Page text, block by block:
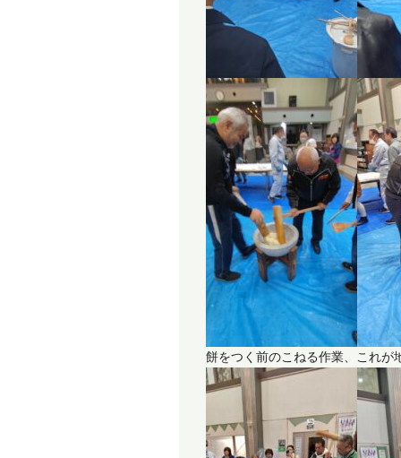
餅をつく前のこねる作業、これが